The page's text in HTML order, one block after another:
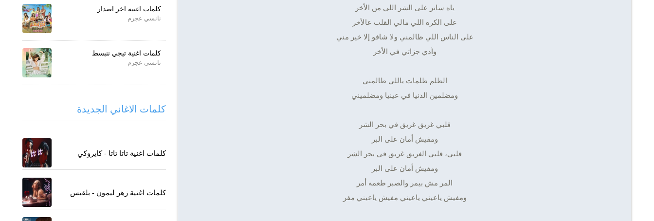
ياه ساتر على الشر اللي من الأخر
على الكره اللي مالي القلب عالأخر
على الناس اللي ظالمني ولا شافو إلا خير مني
وأدي جزاتي في الأخر
الظلم ظلمات ياللي ظالمني
ومضلمين الدنيا في عينيا ومضلميني
قلبي غريق غريق في بحر الشر
ومفيش أمان على البر
قلبي، قلبي الغريق غريق في بحر الشر
ومفيش أمان على البر
المر مش بيمر والصبر طعمه أمر
ومفيش ياعيني ياعيني مفيش ياعيني مفر
كلمات اغنية اخر اصدار
نانسي عجرم
كلمات اغنية تيجي ننبسط
نانسي عجرم
كلمات الاغاني الجديدة
كلمات اغنية تاتا تاتا - كايروكي
كلمات اغنية زهر ليمون - بلقيس